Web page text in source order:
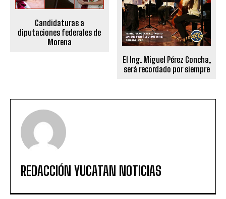
Candidaturas a
diputaciones federales de
Morena
El Ing. Miguel Pérez Concha,
será recordado por siempre
REDACCIÓN YUCATAN NOTICIAS